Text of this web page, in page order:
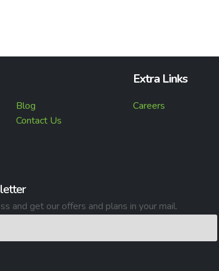
Blog
Contact Us
Extra Links
Careers
and get our offers and plans in your mail.